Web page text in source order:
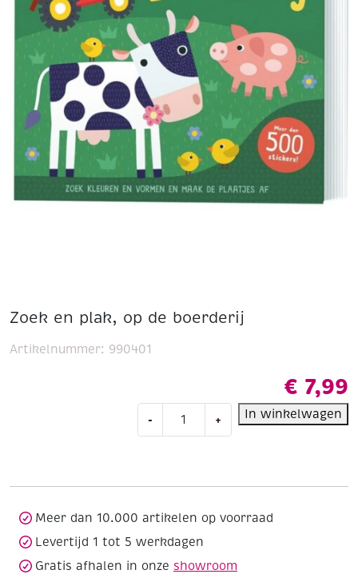
Zoek en plak, op de boerderij
€ 7,99
-
aantal
+ In winkelwagen
Artikelnummer: 990401
Meer dan 10.000 artikelen op voorraad
Levertijd 1 tot 5 werkdagen
Gratis afhalen in onze showroom